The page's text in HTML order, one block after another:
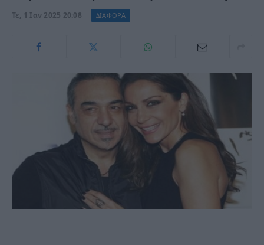
Τε, 1 Ιαν 2025 20:08 ΔΙΑΦΟΡΑ